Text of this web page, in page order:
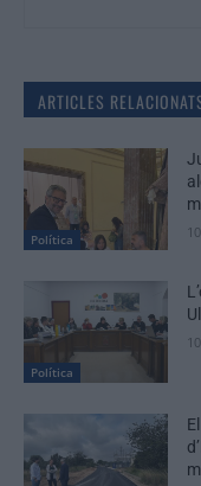
ARTICLES
Política
Política